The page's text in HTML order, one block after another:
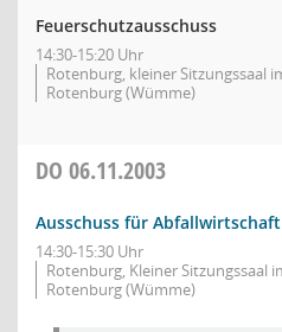
Feuerschutzausschuss
14:30-15:20 Uhr
Rotenburg, kleiner Sitzungssaal
Rotenburg (Wümme)
DO 06.11.2003
Ausschuss für Abfallwirtschaft
14:30-15:30 Uhr
Rotenburg, Kleiner Sitzungssaal
Rotenburg (Wümme)